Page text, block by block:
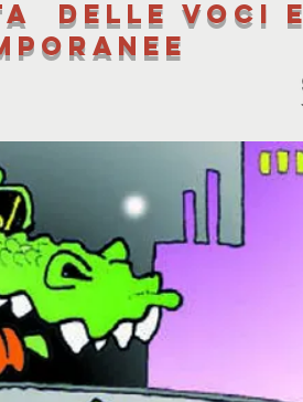
delle voci e